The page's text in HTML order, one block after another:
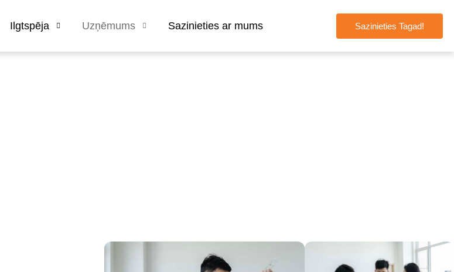
Ilgtspēja Uzņēmums Sazinieties ar mums Sazinieties Tagad!